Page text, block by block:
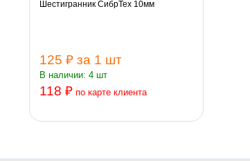
Шестигранник СибрТех 10мм
125 ₽ за 1 шт
В наличии: 4 шт
118 ₽ по карте клиента